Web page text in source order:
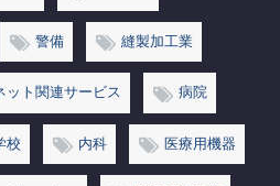
警備 縫製加工業
ット関連サービス 病院
校 内科 医療用機器